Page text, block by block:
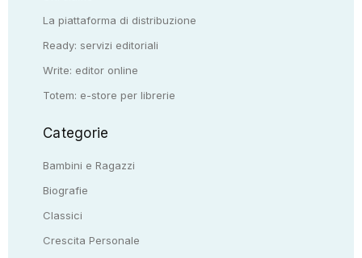
La piattaforma di distribuzione
Ready: servizi editoriali
Write: editor online
Totem: e-store per librerie
Categorie
Bambini e Ragazzi
Biografie
Classici
Crescita Personale